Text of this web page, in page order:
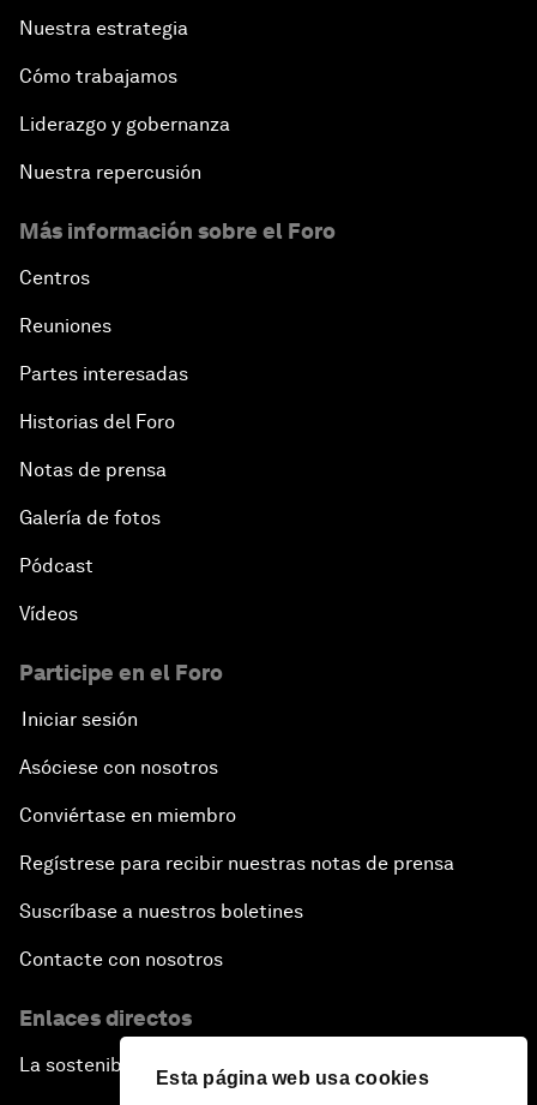
Esta página web usa cookies
Nuestra estrategia
Cómo trabajamos
Liderazgo y gobernanza
Nuestra repercusión
Más información sobre el Foro
Centros
Reuniones
Partes interesadas
Historias del Foro
Notas de prensa
Galería de fotos
Pódcast
Vídeos
Participe en el Foro
Iniciar sesión
Asóciese con nosotros
Conviértase en miembro
Regístrese para recibir nuestras notas de prensa
Suscríbase a nuestros boletines
Contacte con nosotros
Enlaces directos
La sostenibilidad en el Foro